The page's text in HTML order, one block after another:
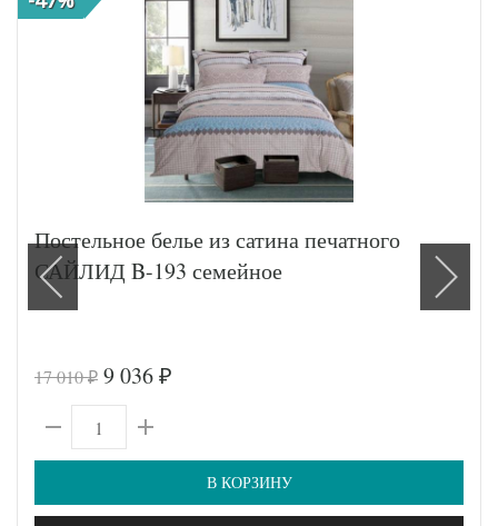
Постельное белье из сатина печатного
САЙЛИД B-193 семейное
17 010₽ 9 036 ₽
В КОРЗИНУ